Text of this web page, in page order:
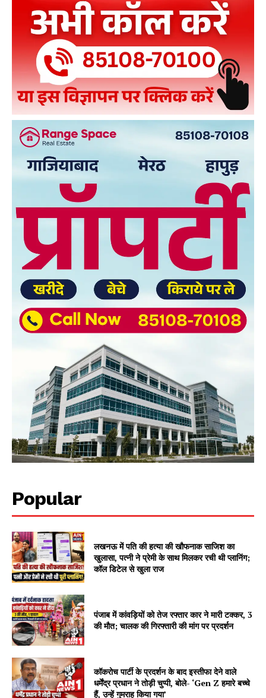
Popular
लखनऊ में पति की हत्या की खौफनाक साजिश का
खुलासा, पत्नी ने प्रेमी के साथ मिलकर रची थी प्लानिंग;
कॉल डिटेल से खुला राज
पंजाब में कांवड़ियों को तेज रफ्तार कार ने मारी टक्कर, 3
की मौत; चालक की गिरफ्तारी की मांग पर प्रदर्शन
कॉकरोच पार्टी के प्रदर्शन के बाद इस्तीफा देने वाले
धर्मेंद्र प्रधान ने तोड़ी चुप्पी, बोले- ‘Gen Z हमारे बच्चे
हैं, उन्हें गुमराह किया गया’